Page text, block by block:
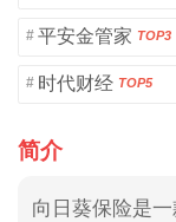
# 平安金管家 TOP3
# 时代财经 TOP5
简介
向日葵保险是